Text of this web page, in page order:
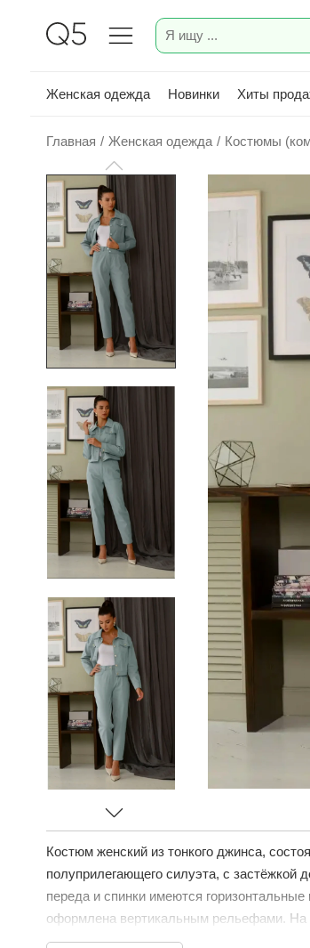
Женская одежда Новинки Хиты
Главная / Женская одежда / Костюмы
Костюм женский из тонкого джинса,
полуприлегающего силуэта, с застёжкой
переда и спинки имеются
оформлена вертикальным рельефами. На